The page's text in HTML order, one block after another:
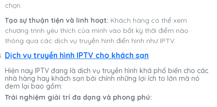
chọn.
Tạo sự thuận tiện và linh hoạt: Khách hàng có thể xem
chương trình yêu thích của mình vào bất kỳ thời điểm nào
thông qua các dịch vụ truyền hình điển hình như IPTV.
Dịch vụ truyền hình IPTV cho khách sạn
Hiện nay IPTV đang là dịch vụ truyền hình khá phổ biến cho các
nhà hàng hay khách sạn bởi chính những lợi ích to lớn mà nó
đem lại bao gồm:
Trải nghiệm giải trí đa dạng và phong phú: